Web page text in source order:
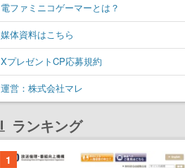
電ファミニコゲーマーとは？
媒体資料はこちら
XプレゼントCP応募規約
運営：株式会社マレ
ランキング
1